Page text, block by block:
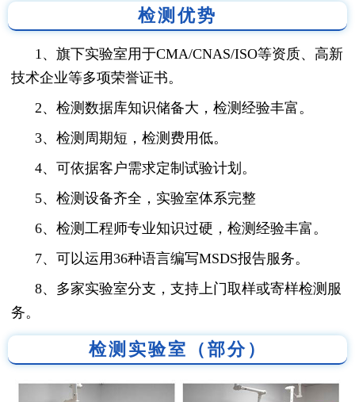
检测优势
1、旗下实验室用于CMA/CNAS/ISO等资质、高新
技术企业等多项荣誉证书。
2、检测数据库知识储备大，检测经验丰富。
3、检测周期短，检测费用低。
4、可依据客户需求定制试验计划。
5、检测设备齐全，实验室体系完整
6、检测工程师专业知识过硬，检测经验丰富。
7、可以运用36种语言编写MSDS报告服务。
8、多家实验室分支，支持上门取样或寄样检测服
务。
检测实验室（部分）